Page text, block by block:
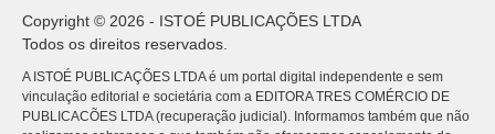
Copyright © 2026 - ISTOÉ PUBLICAÇÕES LTDA
Todos os direitos reservados.
A ISTOÉ PUBLICAÇÕES LTDA é um portal digital independente e sem
vinculação editorial e societária com a EDITORA TRES COMÉRCIO DE
PUBLICACÕES LTDA (recuperação judicial). Informamos também que não